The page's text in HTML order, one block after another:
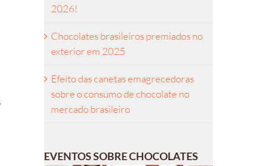
2026!
Chocolates brasileiros premiados no
exterior em 2025
Efeito das canetas emagrecedoras
sobre o consumo de chocolate no
mercado brasileiro
EVENTOS SOBRE CHOCOLATES